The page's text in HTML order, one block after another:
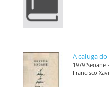
A caluga
1979 Seoane
Francisco